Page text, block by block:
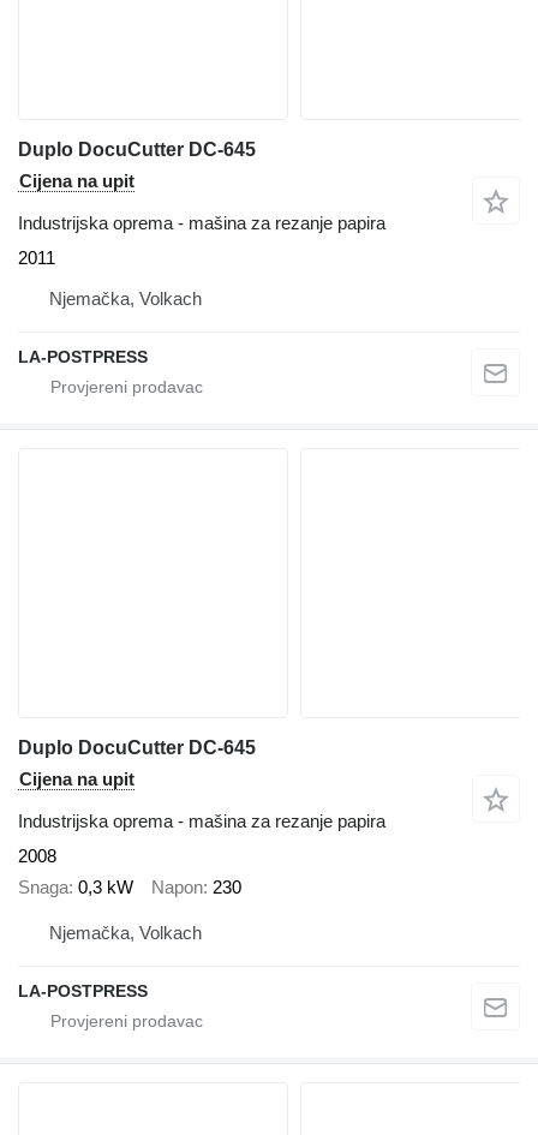
Duplo DocuCutter DC-645
Cijena na upit
Industrijska oprema - mašina za rezanje papira
2011
Njemačka, Volkach
LA-POSTPRESS
Duplo DocuCutter DC-645
Cijena na upit
Industrijska oprema - mašina za rezanje papira
2008
Snaga 0,3 kW Napon 230
Njemačka, Volkach
LA-POSTPRESS